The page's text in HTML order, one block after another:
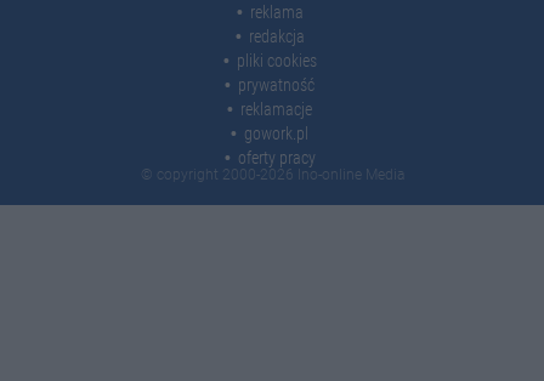
reklama
redakcja
pliki cookies
prywatność
reklamacje
gowork.pl
oferty pracy
© copyright 2000-2026 Ino-online Media